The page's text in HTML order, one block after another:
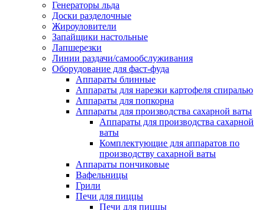
Генераторы льда
Доски разделочные
Жироуловители
Запайщики настольные
Лапшерезки
Линии раздачи/самообслуживания
Оборудование для фаст-фуда
Аппараты блинные
Аппараты для нарезки картофеля спиралью
Аппараты для попкорна
Аппараты для производства сахарной ваты
Аппараты для производства сахарной
ваты
Комплектующие для аппаратов по
производству сахарной ваты
Аппараты пончиковые
Вафельницы
Грили
Печи для пиццы
Печи для пиццы